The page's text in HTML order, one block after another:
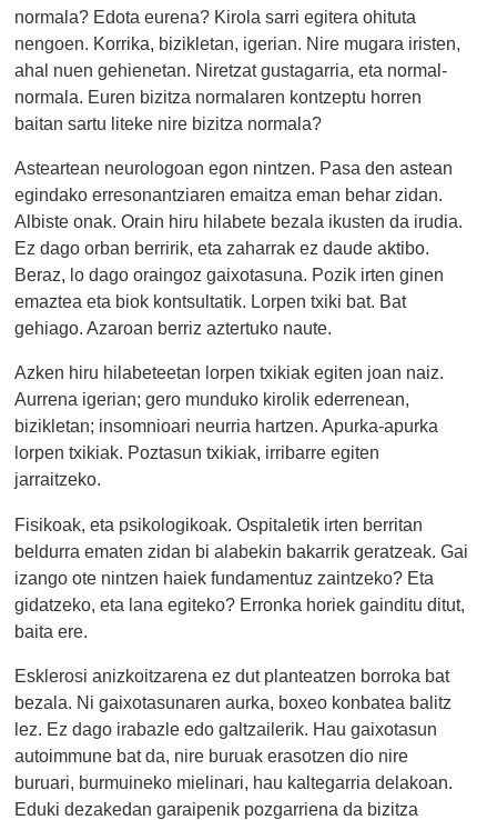
normala? Edota eurena? Kirola sarri egitera ohituta
nengoen. Korrika, bizikletan, igerian. Nire mugara iristen,
ahal nuen gehienetan. Niretzat gustagarria, eta normal-
normala. Euren bizitza normalaren kontzeptu horren
baitan sartu liteke nire bizitza normala?
Asteartean neurologoan egon nintzen. Pasa den astean
egindako erresonantziaren emaitza eman behar zidan.
Albiste onak. Orain hiru hilabete bezala ikusten da irudia.
Ez dago orban berririk, eta zaharrak ez daude aktibo.
Beraz, lo dago oraingoz gaixotasuna. Pozik irten ginen
emaztea eta biok kontsultatik. Lorpen txiki bat. Bat
gehiago. Azaroan berriz aztertuko naute.
Azken hiru hilabeteetan lorpen txikiak egiten joan naiz.
Aurrena igerian; gero munduko kirolik ederrenean,
bizikletan; insomnioari neurria hartzen. Apurka-apurka
lorpen txikiak. Poztasun txikiak, irribarre egiten
jarraitzeko.
Fisikoak, eta psikologikoak. Ospitaletik irten berritan
beldurra ematen zidan bi alabekin bakarrik geratzeak. Gai
izango ote nintzen haiek fundamentuz zaintzeko? Eta
gidatzeko, eta lana egiteko? Erronka horiek gainditu ditut,
baita ere.
Esklerosi anizkoitzarena ez dut planteatzen borroka bat
bezala. Ni gaixotasunaren aurka, boxeo konbatea balitz
lez. Ez dago irabazle edo galtzailerik. Hau gaixotasun
autoimmune bat da, nire buruak erasotzen dio nire
buruari, burmuineko mielinari, hau kaltegarria delakoan.
Eduki dezakedan garaipenik pozgarriena da bizitza